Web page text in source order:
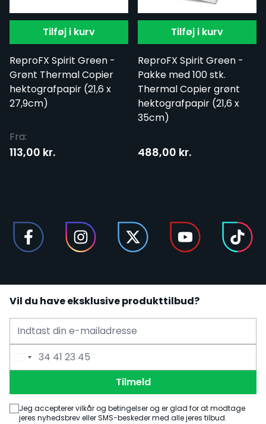
Tilføj i kurv
ReproFX Spirit Green -
Grønt Thermal Copier
hektografpapir (21,6 x
27,9cm)
Fra:
113,00 kr.
Tilføj i kurv
ReproFX Spirit Green -
Pakke med 100 stk.
Thermal Copier grønt
hektografpapir (21,6 x
35cm)
488,00 kr.
Vil du have eksklusive produkttilbud?
E-mailadresse
Telefonnummer
Tilmeld
Jeg accepterer vilkår og betingelser og er glad for at modtage
jeres nyhedsbrev eller SMS-beskeder med alle jeres tilbud.